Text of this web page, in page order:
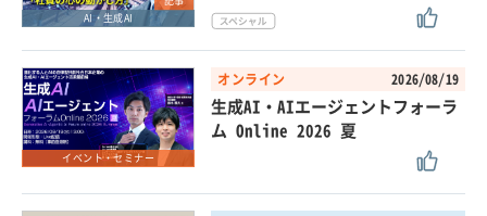
AI・生成AI
イベント・セミナー
オンライン 2026/08/19
生成AI・AIエージェントフォーラ
ム Online 2026 夏